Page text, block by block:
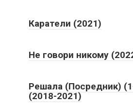
Каратели (2021)
Не говори никому
Решала (Посредник)
(2018-2021)